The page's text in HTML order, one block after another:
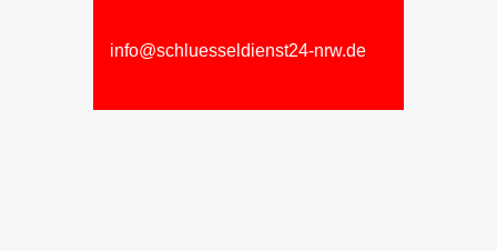
info@schluesseldienst24-nrw.de